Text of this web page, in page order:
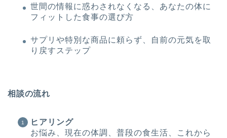
世間の情報に惑わされなくなる、あなたの体に
フィットした食事の選び方
サプリや特別な商品に頼らず、自前の元気を取
り戻すステップ
相談の流れ
ヒアリング
お悩み、現在の体調、普段の食生活、これから